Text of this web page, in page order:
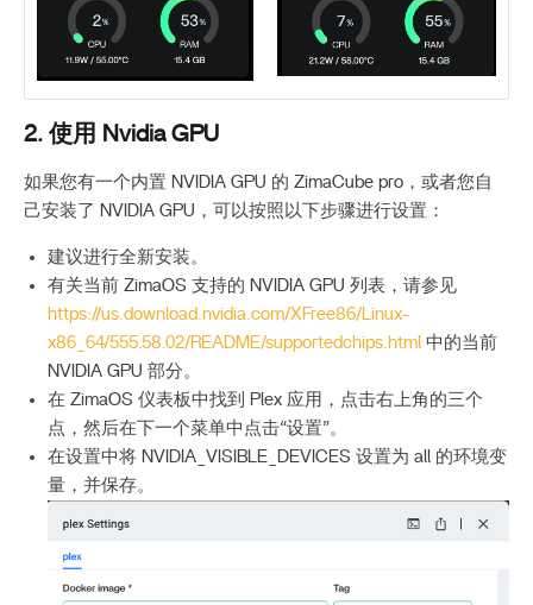
2. 使用 Nvidia GPU
如果您有一个内置 NVIDIA GPU 的 ZimaCube pro，或者您自
己安装了 NVIDIA GPU，可以按照以下步骤进行设置：
建议进行全新安装。
有关当前 ZimaOS 支持的 NVIDIA GPU 列表，请参见
https://us.download.nvidia.com/XFree86/Linux-
x86_64/555.58.02/README/supportedchips.html 中的当前
NVIDIA GPU 部分。
在 ZimaOS 仪表板中找到 Plex 应用，点击右上角的三个
点，然后在下一个菜单中点击“设置”。
在设置中将 NVIDIA_VISIBLE_DEVICES 设置为 all 的环境变
量，并保存。